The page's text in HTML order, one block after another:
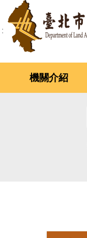
跳到主要內容區塊
機關介紹